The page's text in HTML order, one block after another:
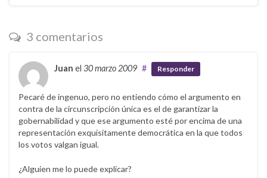
3 comentarios
Juan el 30 marzo 2009 # Responder
Pecaré de ingenuo, pero no entiendo cómo el argumento en
contra de la circunscripción única es el de garantizar la
gobernabilidad y que ese argumento esté por encima de una
representación exquisitamente democrática en la que todos
los votos valgan igual.
¿Alguien me lo puede explicar?